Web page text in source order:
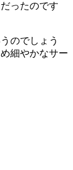
ったのです
のでしょう
細やかなサー